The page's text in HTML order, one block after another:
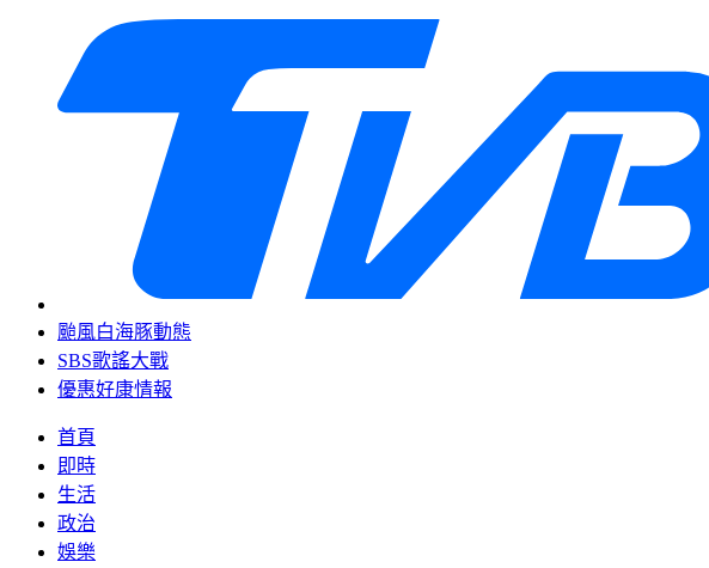
颱風白海豚動態
SBS歌謠大戰
優惠好康情報
首頁
即時
生活
政治
娛樂